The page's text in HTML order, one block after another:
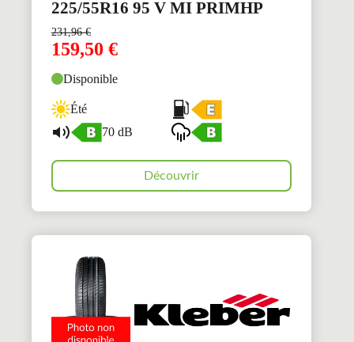
225/55R16 95 V MI PRIMHP
231,96€
159,50 €
Disponible
Été
70 dB
Découvrir